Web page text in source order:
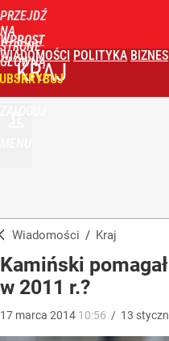
PRZEJDŹ
NA
STRONĘ
GŁÓWNĄ
WPROST
WIADOMOŚCI POLITYKA BIZNES
KRAJ
Wiadomości / Kraj
Kamiński
w 2011 r.?
17 marca 2014 10:56 / 13